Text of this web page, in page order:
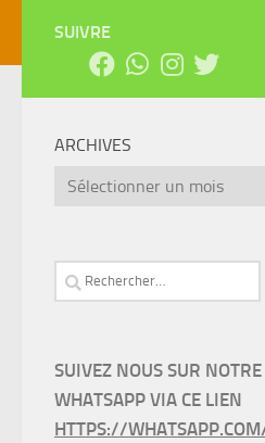
SUIVRE
ARCHIVES
Archives
Rechercher :
SUIVEZ NOUS SUR
WHATSAPP VIA CE LIEN
HTTPS://